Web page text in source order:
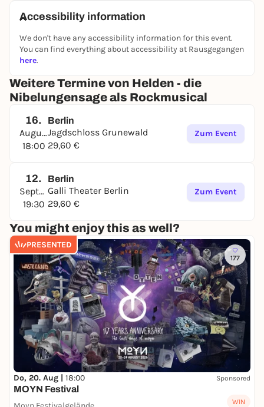
Accessibility information
We don't have any accessibility information for this event.
You can find everything about accessibility at Rausgegangen
here.
Weitere Termine von Helden - die
Nibelungensage als Rockmusical
16.
August
18:00
Berlin
Jagdschloss Grunewald
29,60 €
Zum Event
12.
September
19:30
Berlin
Galli Theater Berlin
29,60 €
Zum Event
You might enjoy this as well?
PRESENTED
177
Do, 20. Aug | 18:00 Sponsored
MOYN Festival
WIN